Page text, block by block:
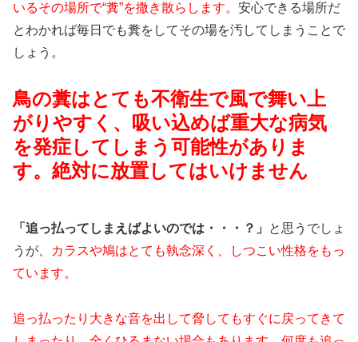
いるその場所で“糞”を撒き散らします。 安心できる場所だ
とわかれば毎日でも糞をしてその場を汚してしまうことで
しょう。
鳥の糞はとても不衛生で風で舞い上
がりやすく、吸い込めば重大な病気
を発症してしまう可能性がありま
す。絶対に放置してはいけません
「追っ払ってしまえばよいのでは・・・？」
と思うでしょ
うが、
カラスや鳩はとても執念深く、しつこい性格をもっ
ています。
追っ払ったり大きな音を出して脅してもすぐに戻ってきて